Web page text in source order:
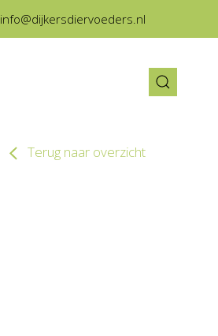
info@dijkersdiervoeders.nl
Terug naar overzicht